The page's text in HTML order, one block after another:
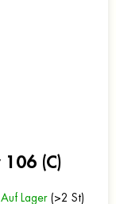
106 (C)
Auf Lager (>2 St)